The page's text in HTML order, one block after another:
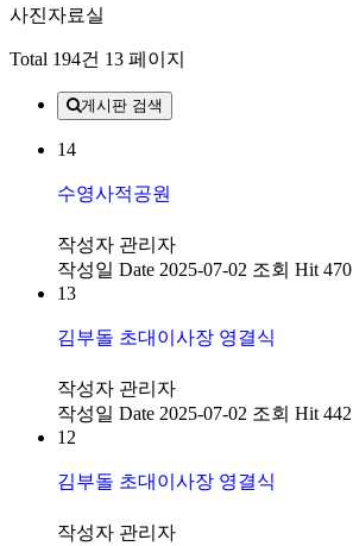
사진자료실
Total 194건 13 페이지
게시판 검색
14
수영사적공원
작성자 관리자
작성일 Date 2025-07-02 조회 Hit 470
13
김부돌 초대이사장 영결식
작성자 관리자
작성일 Date 2025-07-02 조회 Hit 442
12
김부돌 초대이사장 영결식
작성자 관리자